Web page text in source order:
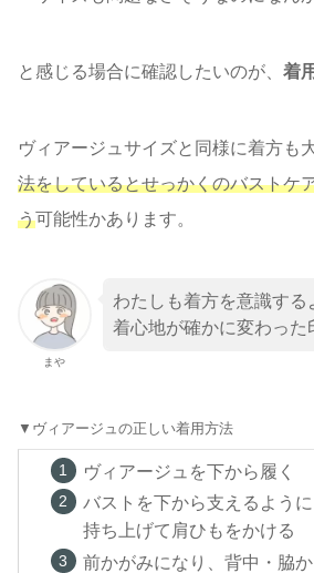
と感じる場合に確認したいのが、 着
ヴィアージュサイズと同様に着方も
法をしているとせっかくのバストケ
う可能性かあります。
まや
わたしも着方を意識する
着心地が確かに変わった
▼ヴィアージュの正しい着用方法
ヴィアージュを下から履く
バストを下から支えるよう
持ち上げて肩ひもをかける
前かがみになり、背中・脇